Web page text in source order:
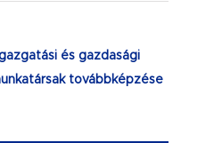
és gazdasági
továbbképzése